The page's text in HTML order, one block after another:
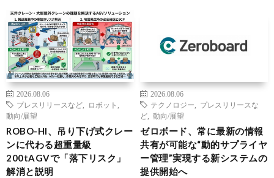
2026.08.06
プレスリリースなど
ロボット
動向/展望
ROBO-HI、吊り下げ式クレー
ンに代わる超重量級
200tAGVで「落下リスク」
解消と説明
2026.08.06
テクノロジー
プレスリリースな
ど
動向/展望
ゼロボード、常に最新の情報
共有が可能な“動的サプライヤ
ー管理”実現する新システムの
提供開始へ